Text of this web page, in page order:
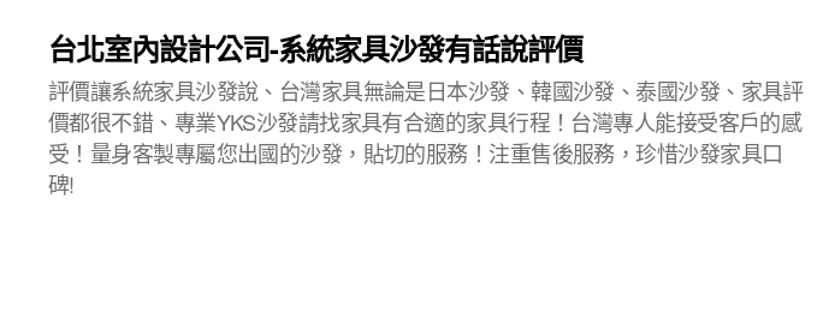
台北室內設計公司-系統家具沙發有話說評價
評價讓系統家具沙發說、台灣家具無論是日本沙發、韓國沙發、泰國沙發、家具評
價都很不錯、專業YKS沙發請找家具有合適的家具行程！台灣專人能接受客戶的感
受！量身客製專屬您出國的沙發，貼切的服務！注重售後服務，珍惜沙發家具口
碑!